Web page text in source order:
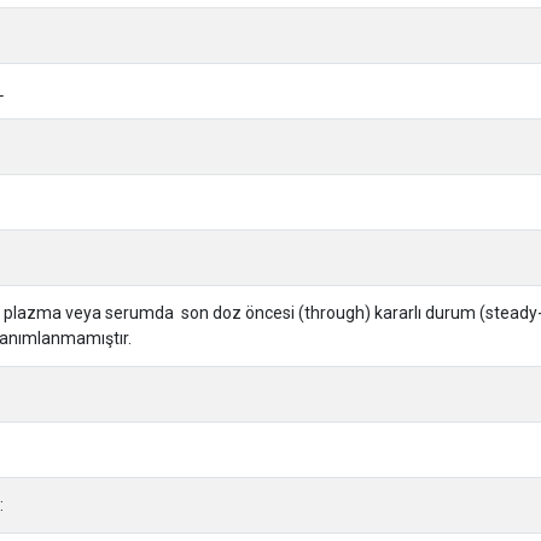
plazma veya serumda son doz öncesi (through) kararlı durum